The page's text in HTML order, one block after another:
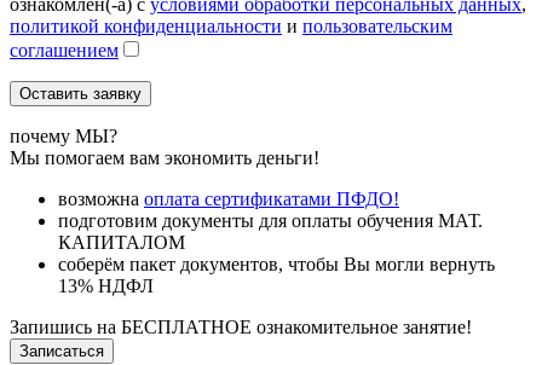
ознакомлен(-а) с условиями обработки персональных данных,
политикой конфиденциальности и пользовательским
соглашением
почему МЫ?
Мы помогаем вам экономить деньги!
возможна оплата сертификатами ПФДО!
подготовим документы для оплаты обучения МАТ.
КАПИТАЛОМ
соберём пакет документов, чтобы Вы могли вернуть
13% НДФЛ
Запишись на БЕСПЛАТНОЕ ознакомительное занятие!
Записаться